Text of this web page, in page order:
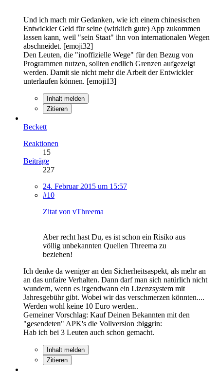
Und ich mach mir Gedanken, wie ich einem chinesischen
Entwickler Geld für seine (wirklich gute) App zukommen
lassen kann, weil "sein Staat" ihn von internationalen Wegen
abschneidet. [emoji32]
Den Leuten, die "inoffizielle Wege" für den Bezug von
Programmen nutzen, sollten endlich Grenzen aufgezeigt
werden. Damit sie nicht mehr die Arbeit der Entwickler
unterlaufen können. [emoji13]
Inhalt melden
Zitieren
Beckett
Reaktionen
15
Beiträge
227
24. Februar 2015 um 15:57
#10
Zitat von vThreema
Aber recht hast Du, es ist schon ein Risiko aus
völlig unbekannten Quellen Threema zu
beziehen!
Ich denke da weniger an den Sicherheitsaspekt, als mehr an
an das unfaire Verhalten. Dann darf man sich natürlich nicht
wundern, wenn es irgendwann ein Lizenzsystem mit
Jahresgebühr gibt. Wobei wir das verschmerzen könnten....
Werden wohl keine 10 Euro werden..
Gemeiner Vorschlag: Kauf Deinen Bekannten mit den
"gesendeten" APK's die Vollversion :biggrin:
Hab ich bei 3 Leuten auch schon gemacht.
Inhalt melden
Zitieren